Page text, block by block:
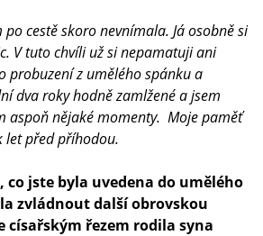
cestě skoro nevnímala. Já osobně si
V tuto chvíli už si nepamatuji ani
probuzení z umělého spánku a
dva roky hodně zamlžené a jsem
aspoň nějaké momenty. Moje paměť
let před příhodou.
co jste byla uvedena do umělého
zvládnout další obrovskou
císařským řezem rodila syna